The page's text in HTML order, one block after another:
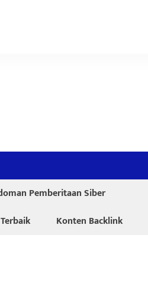
Pemberitaan Siber
Konten Backlink